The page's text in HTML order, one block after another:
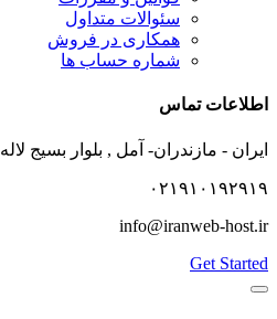
سئوالات متداول
همکاری در فروش
شماره حساب ها
اطلاعات تماس
ایران - مازندران- آمل , بلوار بسیج لاله 44 پلاک 91 طبقه اول
۰۲۱۹۱۰۱۹۲۹۱۹
info@iranweb-host.ir
Get Started